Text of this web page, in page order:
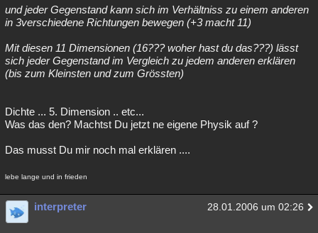
und jeder Gegenstand kann sich im Verhältniss zu einem anderen
in 3verschiedene Richtungen bewegen (+3 macht 11)
Mit diesen 11 Dimensionen (16??? woher hast du das???) lässt
sich jeder Gegenstand im Vergleich zu jedem anderen erklären
(bis zum Kleinsten und zum Grössten)
Dichte ... 5. Dimension .. etc...
Was das den? Machtst Du jetzt ne eigene Physik auf ?
Das musst Du mir noch mal erklären ....
lebe lange und in frieden
interpreter 28.01.2006 um 02:26